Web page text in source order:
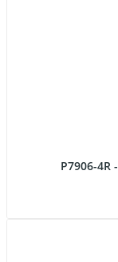
P7906-4R